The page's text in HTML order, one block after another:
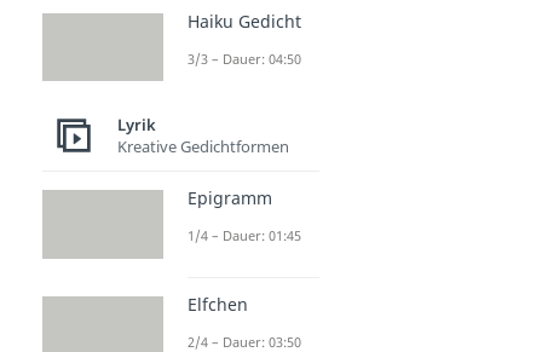
Dauer: 03:03
Dauer: 02:40
Haiku Gedicht
3/3 – Dauer: 04:50
Lyrik
Kreative Gedichtformen
Epigramm
1/4 – Dauer: 01:45
Elfchen
2/4 – Dauer: 03:50